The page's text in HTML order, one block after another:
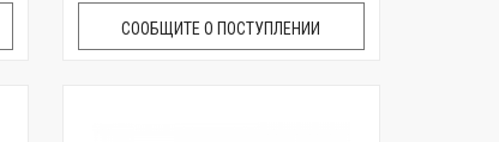
СООБЩИТЕ О ПОСТУПЛЕНИИ